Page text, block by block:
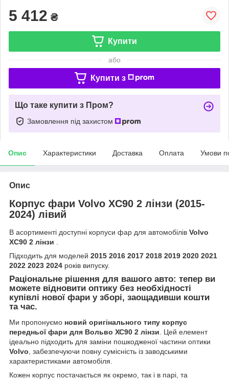
5 412 ₴
Купити
або
Купити з
Що таке купити з Пром?
Замовлення під захистом
Опис Характеристики Доставка Оплата Умови
Опис
Корпус фари Volvo XC90 2 лінзи (2015-
2024) лівий
В асортименті доступні корпуси фар для автомобілів Volvo
XC90 2 лінзи .
Підходить для моделей 2015 2016 2017 2018 2019 2020 2021
2022 2023 2024 років випуску.
Раціональне рішення для вашого авто: тепер ви
можете відновити оптику без необхідності
купівлі нової фари у зборі, заощадивши кошти
та час.
Ми пропонуємо новий оригінального типу корпус
передньої фари для Вольво ХС90 2 лінзи. Цей елемент
ідеально підходить для заміни пошкодженої частини оптики
Volvo, забезпечуючи повну сумісність із заводськими
характеристиками автомобіля.
Кожен корпус постачається як окремо, так і в парі, та